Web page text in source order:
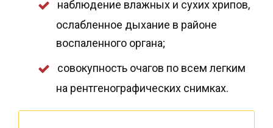
наблюдение влажных и сухих хрипов,
ослабленное дыхание в районе
воспаленного органа;
совокупность очагов по всем легким
на рентгенографических снимках.